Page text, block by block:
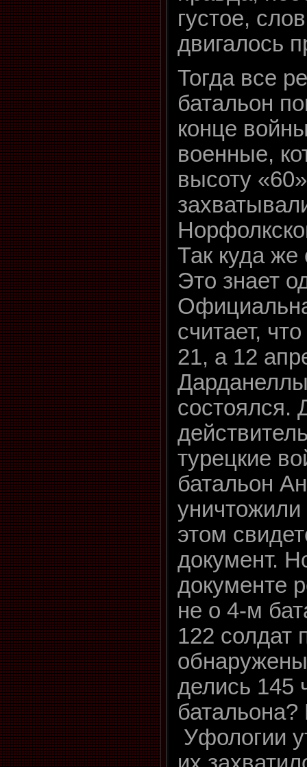
густое,
двигалось
Тогда все
батальон
конце
военные,
высоту
Так куда
Это знает
считает,
21, а 12
состоялся.
турецкие
батальон
этом
документ.
документе
не о 4-м
122 солдат
делись 145
Уфологии